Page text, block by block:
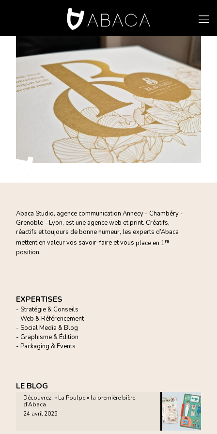
Abaca Studio, agence communication Annecy - Chambéry -
Grenoble - Lyon, est une agence web et print. Créatifs,
réactifs et toujours de bonne humeur, les experts d’Abaca
mettent en valeur vos savoir-faire et vous place en 1re
position.
EXPERTISES
- Stratégie & Conseils
- Web & Référencement
- Social Media & Blog
- Graphisme & Édition
- Packaging & Events
LE BLOG
Découvrez, « La Poulpe » la première bière
d’Abaca
24 avril 2025